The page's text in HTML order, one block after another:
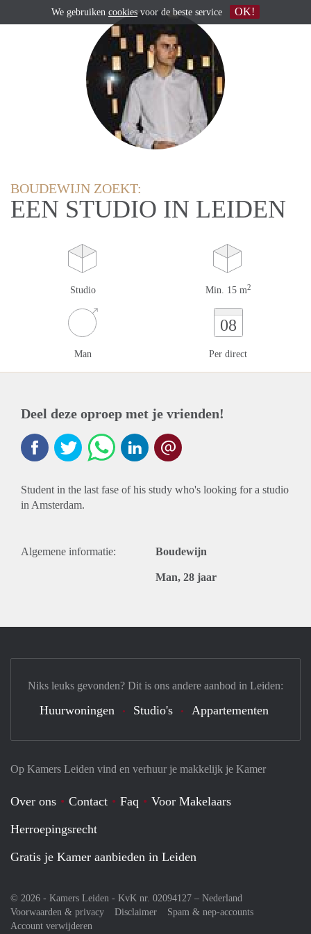
BOUDEWIJN ZOEKT:
EEN STUDIO IN LEIDEN
Studio Min. 15 m2
Man
08
Per direct
Deel deze oproep met je vrienden!
Student in the last fase of his study who's looking for a studio
in Amsterdam.
Algemene informatie: Boudewijn
Man, 28 jaar
Op Kamers Leiden vind en verhuur je makkelijk je Kamer
Over ons Contact Faq
Voor Makelaars
Herroepingsrecht
Gratis je Kamer aanbieden in Leiden
© 2026 - Kamers Leiden - KvK nr. 02094127 – Nederland
Voorwaarden & privacy
Disclaimer
Spam & nep-accounts
Account verwijderen
Niks leuks gevonden? Dit is ons andere aanbod in Leiden:
Huurwoningen Studio's Appartementen
We gebruiken cookiesvoor de beste service OK!